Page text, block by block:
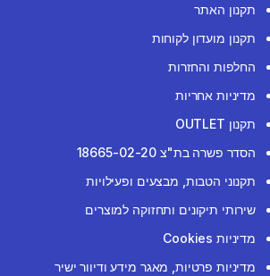
תקנון האתר
תקנון מועדון לקוחות
החלפות והחזרות
מדיניות אחריות
תקנון OUTLET
הסדר פשרה בת"צ 18665-02-20
תקנוני הטבות, מבצעים ופעילויות
שירותי תיקונים ותחזוקה למוצרים
מדיניות Cookies
מדיניות פרטיות, מאגר מידע ודיוור ישיר